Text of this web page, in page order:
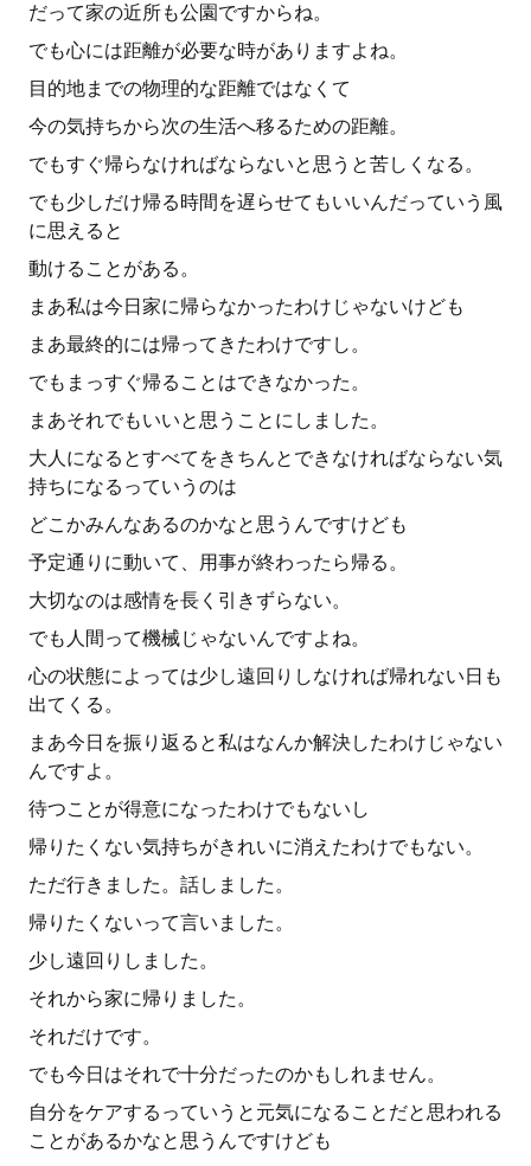
だって家の近所も公園ですからね。
でも心には距離が必要な時がありますよね。
目的地までの物理的な距離ではなくて
今の気持ちから次の生活へ移るための距離。
でもすぐ帰らなければならないと思うと苦しくなる。
でも少しだけ帰る時間を遅らせてもいいんだっていう風
に思えると
動けることがある。
まあ私は今日家に帰らなかったわけじゃないけども
まあ最終的には帰ってきたわけですし。
でもまっすぐ帰ることはできなかった。
まあそれでもいいと思うことにしました。
大人になるとすべてをきちんとできなければならない気
持ちになるっていうのは
どこかみんなあるのかなと思うんですけども
予定通りに動いて、用事が終わったら帰る。
大切なのは感情を長く引きずらない。
でも人間って機械じゃないんですよね。
心の状態によっては少し遠回りしなければ帰れない日も
出てくる。
まあ今日を振り返ると私はなんか解決したわけじゃない
んですよ。
待つことが得意になったわけでもないし
帰りたくない気持ちがきれいに消えたわけでもない。
ただ行きました。話しました。
帰りたくないって言いました。
少し遠回りしました。
それから家に帰りました。
それだけです。
でも今日はそれで十分だったのかもしれません。
自分をケアするっていうと元気になることだと思われる
ことがあるかなと思うんですけども